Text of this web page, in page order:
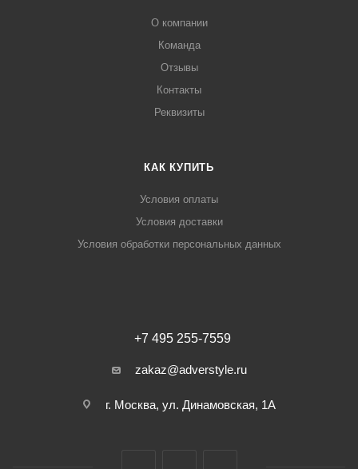
О компании
Команда
Отзывы
Контакты
Реквизиты
КАК КУПИТЬ
Условия оплаты
Условия доставки
Условия обработки персональных данных
+7 495 255-7559
zakaz@adverstyle.ru
г. Москва, ул. Динамовская, 1А